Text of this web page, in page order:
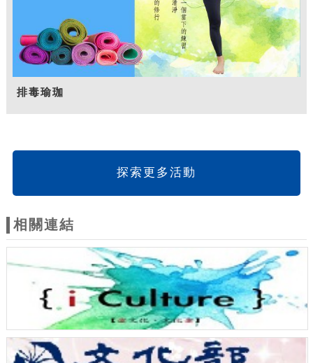
排毒瑜珈
探索更多活動
相關連結